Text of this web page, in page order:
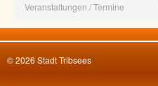
Veranstaltungen / Termine
© 2026 Stadt Tribsees